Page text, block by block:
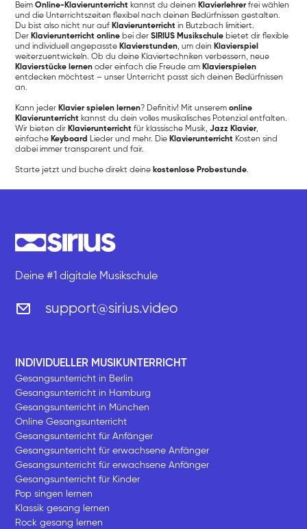
BeimOnline-Klavierunterricht kannst du deinen Klavierlehrer frei wählen
und die Unterrichtszeiten flexibel nach deinen Bedürfnissen gestalten.
Du bist also nicht nur auf Klavierunterricht in Butzbach limitiert.
Der Klavierunterricht online bei derSIRIUS Musikschule bietet dir flexible
und individuell angepasste Klavierstunden, um dein Klavierspiel
weiterzuentwickeln. Ob du deine Klaviertechniken verbessern, neue
Klavierstücke lernen oder einfach die Freude am Klavierspielen
entdecken möchtest – unser Unterricht passt sich deinen Bedürfnissen
an.
Kann jeder Klavier spielen lernen? Definitiv! Mit unseremonline
Klavierunterricht kannst du dein volles musikalisches Potenzial entfalten.
Wir bieten dir Klavierunterricht für klassische Musik,Jazz Klavier,
einfache Keyboard Lieder und mehr. Die Klavierunterricht Kosten sind
dabei immer transparent und fair.
Starte jetzt und buche direkt deine kostenlose Probestunde.
Deine #1 digitale Musikschule
support@sirius.video
INDIVIDUELLER MUSIKUNTERRICHT
Gesangsunterricht in Berlin
Gesangsunterricht in Hamburg
Gesangsunterricht in München
Online Gesangsunterricht
Gesangsunterricht für Anfänger
Gesangsunterricht für erwachsene Anfänger
Gesangsunterricht für erwachsene Anfänger
Gesangsunterricht für Kinder
Pop singen lernen
Klassik gesang lernen
Rock gesang lernen